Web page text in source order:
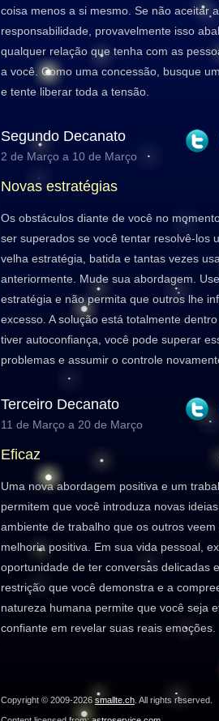
coisa menos a si mesmo. Se não aceitar a
responsabilidade, provavelmente isso
qualquer relação que tenha com as
a você. Como uma concessão, busque
e tente liberar toda a tensão.
Segundo Decanato
2 de Março a 10 de Março
Novas estratégias
Os obstáculos diante de você no
ser superados se você tentar resolvê-los
velha estratégia, batida e tantas vezes
anteriormente. Mude sua abordagem.
estratégia e não permita que outros lhe
excesso. A solução está totalmente
tiver autoconfiança, você pode superar
problemas e assumir o controle
Terceiro Decanato
11 de Março a 20 de Março
Eficaz
Uma nova abordagem positiva e um
permitem que você introduza novas
ambiente de trabalho que os outros veem
melhoria positiva. Em sua vida pessoal,
oportunidade de ter conversas delicadas
restrição que você demonstra e a
natureza humana permite que você seja
confiante em revelar suas reais emoções.
Copyright © 2009-2026 smallte.ch . All rights reserved.